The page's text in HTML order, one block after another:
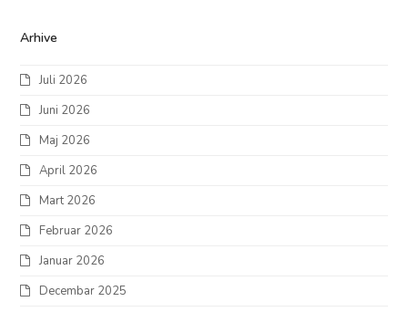
Arhive
Juli 2026
Juni 2026
Maj 2026
April 2026
Mart 2026
Februar 2026
Januar 2026
Decembar 2025